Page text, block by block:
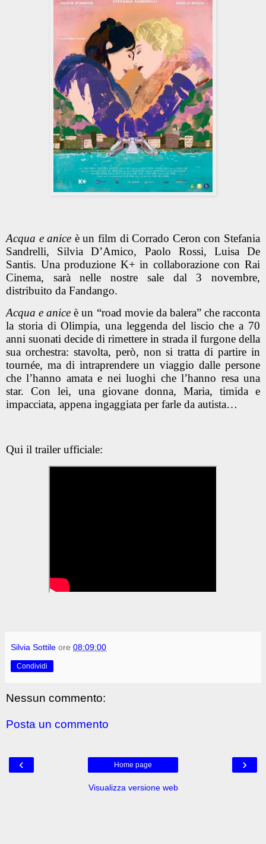
Acqua e anice è un film di Corrado Ceron con Stefania
Sandrelli, Silvia D’Amico, Paolo Rossi, Luisa De
Santis. Una produzione K+ in collaborazione con Rai
Cinema, sarà nelle nostre sale dal 3 novembre,
distribuito da Fandango.
Acqua e anice è un “road movie da balera” che racconta
la storia di Olimpia, una leggenda del liscio che a 70
anni suonati decide di rimettere in strada il furgone della
sua orchestra: stavolta, però, non si tratta di partire in
tournée, ma di intraprendere un viaggio dalle persone
che l’hanno amata e nei luoghi che l’hanno resa una
star. Con lei, una giovane donna, Maria, timida e
impacciata, appena ingaggiata per farle da autista…
Qui il trailer ufficiale:
Silvia Sottile ore 08:09:00
Condividi
Nessun commento:
Posta un commento
‹ ›
Home page
Visualizza versione web